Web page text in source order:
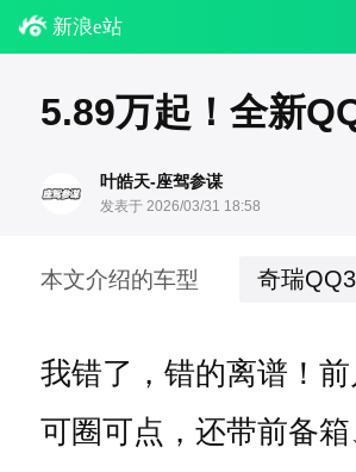
新浪e站
5.89万起！全新
叶皓天-座驾参谋
发表于 2026/03/31 18:58
本文介绍的车型 奇瑞QQ3
我错了，错的离谱！
可圈可点，还带前备